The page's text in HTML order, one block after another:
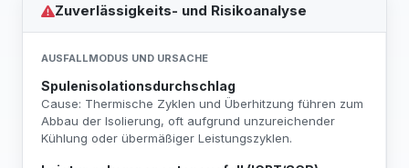
Zuverlässigkeits- und Risikoanalyse
AUSFALLMODUS UND URSACHE
Spulenisolationsdurchschlag
Cause: Thermische Zyklen und Überhitzung führen zum
Abbau der Isolierung, oft aufgrund unzureichender
Kühlung oder übermäßiger Leistungszyklen.